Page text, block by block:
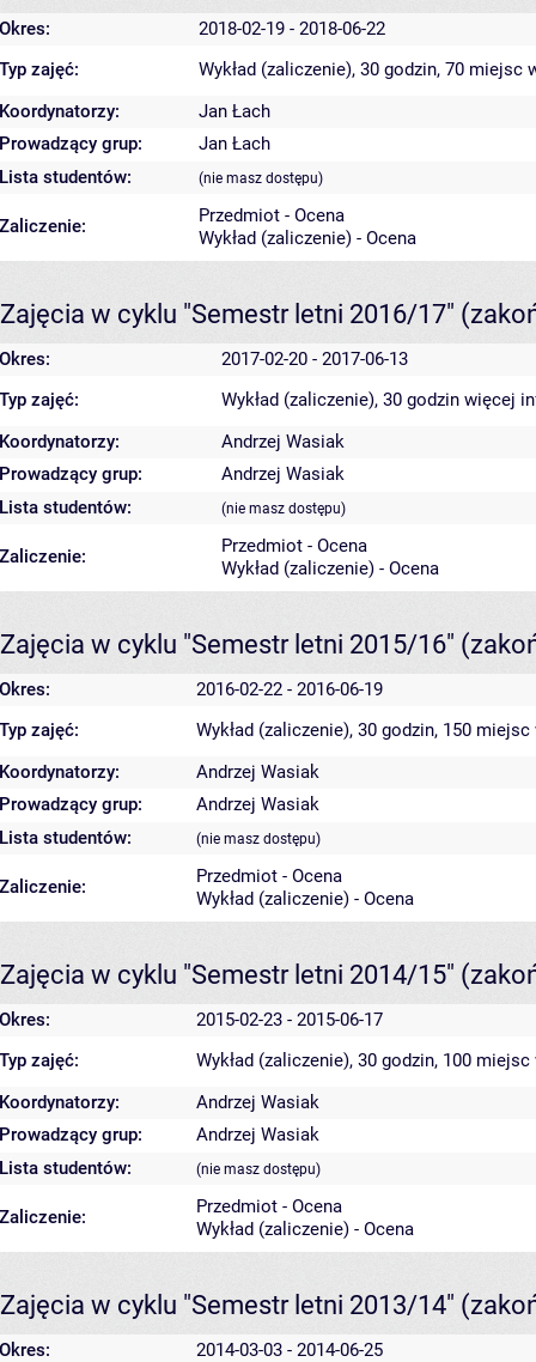
Okres:
2018-02-19 - 2018-06-22
Typ zajęć:
Wykład (zaliczenie), 30 godzin, 70 miejsc
Koordynatorzy:
Jan Łach
Prowadzący grup:
Jan Łach
Lista studentów:
(nie masz dostępu)
Zaliczenie:
Przedmiot - Ocena
Wykład (zaliczenie) - Ocena
Zajęcia w cyklu "Semestr letni 2016/17"
Okres:
2017-02-20 - 2017-06-13
Typ zajęć:
Wykład (zaliczenie), 30 godzin więcej
Koordynatorzy:
Andrzej Wasiak
Prowadzący grup:
Andrzej Wasiak
Lista studentów:
(nie masz dostępu)
Zaliczenie:
Przedmiot - Ocena
Wykład (zaliczenie) - Ocena
Zajęcia w cyklu "Semestr letni 2015/16"
Okres:
2016-02-22 - 2016-06-19
Typ zajęć:
Wykład (zaliczenie), 30 godzin, 150 miejsc
Koordynatorzy:
Andrzej Wasiak
Prowadzący grup:
Andrzej Wasiak
Lista studentów:
(nie masz dostępu)
Zaliczenie:
Przedmiot - Ocena
Wykład (zaliczenie) - Ocena
Zajęcia w cyklu "Semestr letni 2014/15"
Okres:
2015-02-23 - 2015-06-17
Typ zajęć:
Wykład (zaliczenie), 30 godzin, 100 miejsc
Koordynatorzy:
Andrzej Wasiak
Prowadzący grup:
Andrzej Wasiak
Lista studentów:
(nie masz dostępu)
Zaliczenie:
Przedmiot - Ocena
Wykład (zaliczenie) - Ocena
Zajęcia w cyklu "Semestr letni 2013/14"
Okres:
2014-03-03 - 2014-06-25